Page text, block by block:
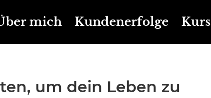
mich Kundenerfolge Kurs
um dein Leben zu